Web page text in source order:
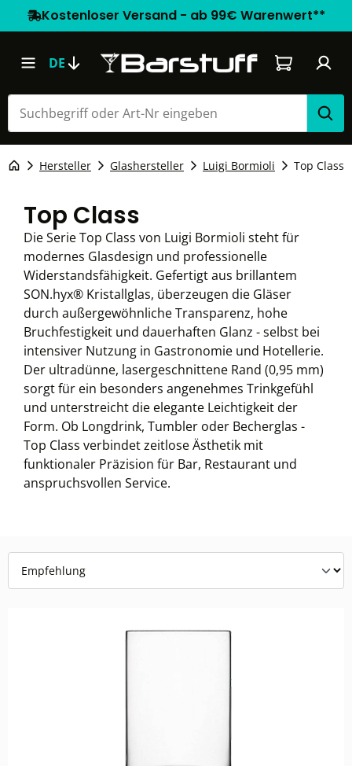
Kostenloser Versand - ab 99€ Warenwert**
DE Warenkorb
Hersteller Glashersteller Luigi Bormioli Top Class
Top Class
Die Serie Top Class von Luigi Bormioli steht für
modernes Glasdesign und professionelle
Widerstandsfähigkeit. Gefertigt aus brillantem
SON.hyx® Kristallglas, überzeugen die Gläser
durch außergewöhnliche Transparenz, hohe
Bruchfestigkeit und dauerhaften Glanz - selbst bei
intensiver Nutzung in Gastronomie und Hotellerie.
Der ultradünne, lasergeschnittene Rand (0,95 mm)
sorgt für ein besonders angenehmes Trinkgefühl
und unterstreicht die elegante Leichtigkeit der
Form. Ob Longdrink, Tumbler oder Becherglas -
Top Class verbindet zeitlose Ästhetik mit
funktionaler Präzision für Bar, Restaurant und
anspruchsvollen Service.